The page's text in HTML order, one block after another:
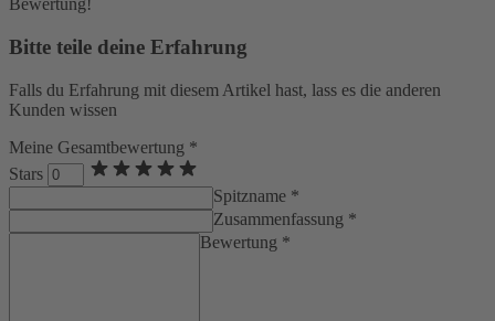
Bewertung!
Bitte teile deine Erfahrung
Falls du Erfahrung mit diesem Artikel hast, lass es die anderen
Kunden wissen
Meine Gesamtbewertung *
Stars
Spitzname *
Zusammenfassung *
Bewertung *